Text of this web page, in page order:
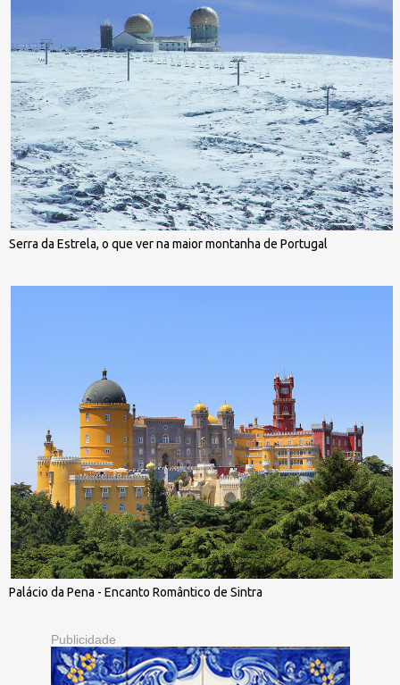
Serra da Estrela, o que ver na maior montanha de Portugal
Palácio da Pena - Encanto Romântico de Sintra
Publicidade